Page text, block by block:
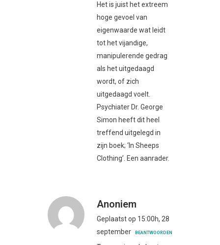
Het is juist het extreem
hoge gevoel van
eigenwaarde wat leidt
tot het vijandige,
manipulerende gedrag
als het uitgedaagd
wordt, of zich
uitgedaagd voelt.
Psychiater Dr. George
Simon heeft dit heel
treffend uitgelegd in
zijn boek; ‘In Sheeps
Clothing’. Een aanrader.
Anoniem
Geplaatst op 15:00h, 28
september
BEANTWOORDEN